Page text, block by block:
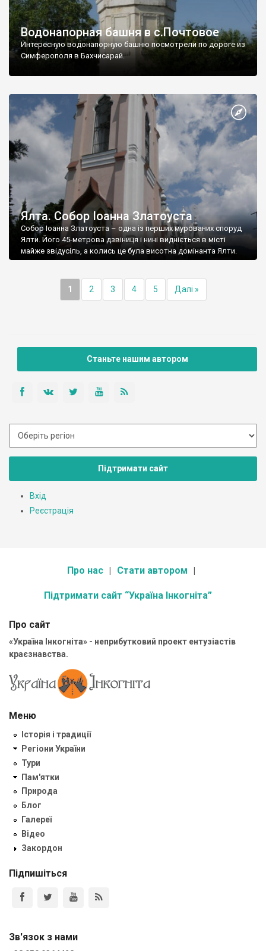
Водонапорная башня в с.Почтовое
Интересную водонапорную башню посмотрели по дороге из
Симферополя в Бахчисарай.
Ялта. Собор Іоанна Златоуста
Собор Іоанна Златоуста – одна із перших мурованих споруд
Ялти. Його 45-метрова дзвіниця і нині видніється в місті
майже звідусіль, а колись це була висотна домінанта Ялти.
1 2 3 4 5 Далі »
Станьте нашим автором
Підтримати сайт
Вхід
Реєстрація
Про нас Стати автором
Підтримати сайт “Україна Інкогніта”
Про сайт
«Україна Інкогніта» - неприбутковий проект ентузіастів
краєзнавства.
Меню
Історія і традиції
Регіони України
Тури
Пам'ятки
Природа
Блог
Галереї
Відео
Закордон
Підпишіться
Зв'язок з нами